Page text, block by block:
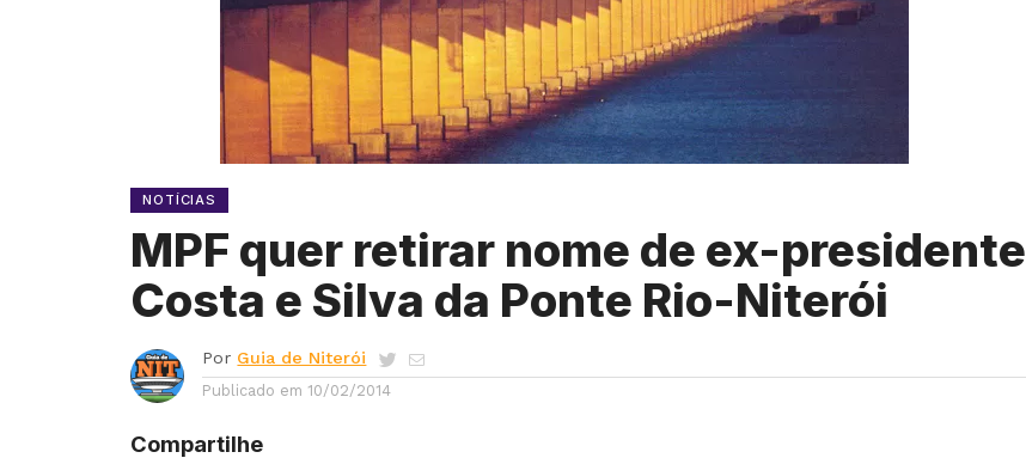
NOTÍCIAS
MPF quer retirar nome de ex-presidente
Costa e Silva da Ponte Rio-Niterói
Por Guia de Niterói
Publicado em 10/02/2014
Compartilhe